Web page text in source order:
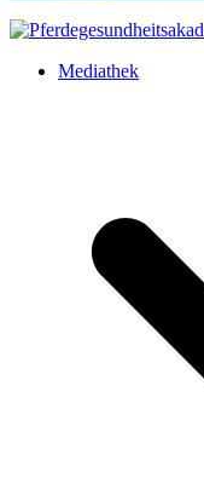
Mediathek